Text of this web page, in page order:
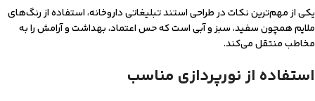
یکی از مهم‌ترین نکات در طراحی استند تبلیغاتی داروخانه، استفاده از رنگ‌های
ملایم همچون سفید، سبز و آبی است که حس اعتماد، بهداشت و آرامش را به
مخاطب منتقل می‌کند.
استفاده از نورپردازی مناسب